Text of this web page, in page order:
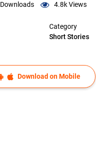
Downloads 4.8kViews
Category
Short Stories
Download on Mobile